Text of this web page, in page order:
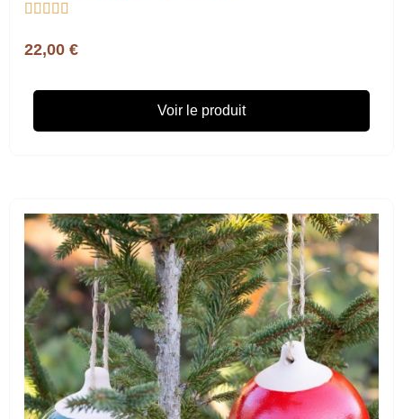
    
22,00 €
Voir le produit